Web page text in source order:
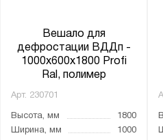
Вешало для
дефростации ВДДп -
1000x600x1800 Profi
Ral, полимер
Арт. 230701
Высота, мм
1800
Ширина, мм
1000
Материал каркаса:
Нержавеющая
Окрашенная сталь
Оцинкованная